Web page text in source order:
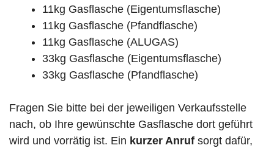
11kg Gasflasche (Eigentumsflasche)
11kg Gasflasche (Pfandflasche)
11kg Gasflasche (ALUGAS)
33kg Gasflasche (Eigentumsflasche)
33kg Gasflasche (Pfandflasche)
Fragen Sie bitte bei der jeweiligen Verkaufsstelle
nach, ob Ihre gewünschte Gasflasche dort geführt
wird und vorrätig ist. Ein kurzer Anruf sorgt dafür,